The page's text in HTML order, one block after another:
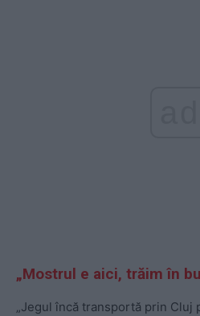
„Mostrul e aici, trăim în
„Jegul încă transportă prin Cluj